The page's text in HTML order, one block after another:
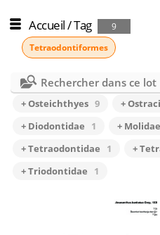
Accueil/Tag
9
Tetraodontiformes
Rechercher dans ce lot
+ Osteichthyes 9 +
+ Diodontidae
1 + Molidae
+ Tetraodontidae
1 +
+ Triodontidae
1